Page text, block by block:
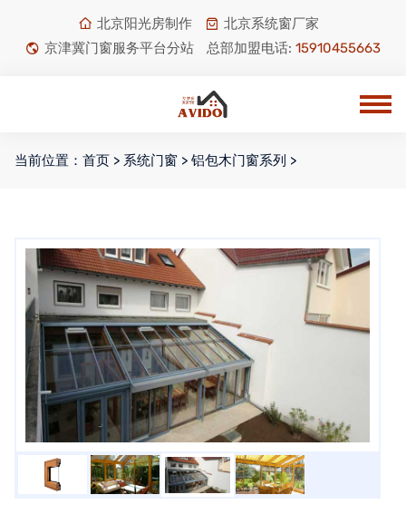
北京阳光房制作
北京系统窗厂家
京津冀门窗服务平台分站
总部加盟电话: 15910455663
当前位置： 首页 > 系统门窗 > 铝包木门窗系列 >